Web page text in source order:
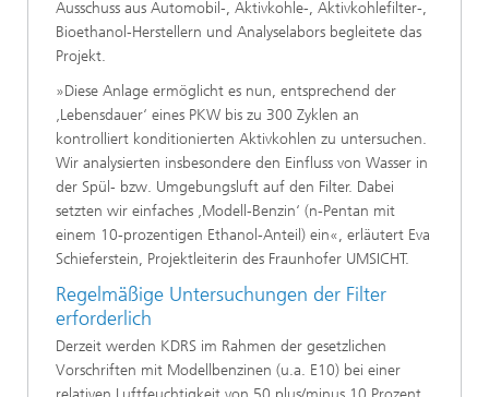
Ausschuss aus Automobil-, Aktivkohle-, Aktivkohlefilter-,
Bioethanol-Herstellern und Analyselabors begleitete das
Projekt.
»Diese Anlage ermöglicht es nun, entsprechend der
‚Lebensdauer‘ eines PKW bis zu 300 Zyklen an
kontrolliert konditionierten Aktivkohlen zu untersuchen.
Wir analysierten insbesondere den Einfluss von Wasser in
der Spül- bzw. Umgebungsluft auf den Filter. Dabei
setzten wir einfaches ‚Modell-Benzin‘ (n-Pentan mit
einem 10-prozentigen Ethanol-Anteil) ein«, erläutert Eva
Schieferstein, Projektleiterin des Fraunhofer UMSICHT.
Regelmäßige Untersuchungen der Filter
erforderlich
Derzeit werden KDRS im Rahmen der gesetzlichen
Vorschriften mit Modellbenzinen (u.a. E10) bei einer